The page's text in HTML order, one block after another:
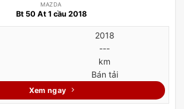
MAZDA
Bt 50 At 1 cầu 2018
2018
---
km
Bán tải
Xem ngay